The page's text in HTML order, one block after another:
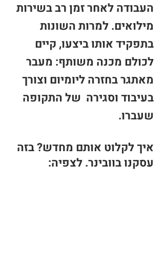
העבודה לאחר זמן רב בשירות
מילואים. למרות השונות
בתפקיד אותו ביצעו, קיים
לכולם מכנה משותף: מעבר
מאתגר בחזרה ליומיום וצורך
בעיבוד וסגירה של התקופה
שעברו.
איך לקלוט אותם מחדש? בזה
עסקנו בוובינר. לצפיה: